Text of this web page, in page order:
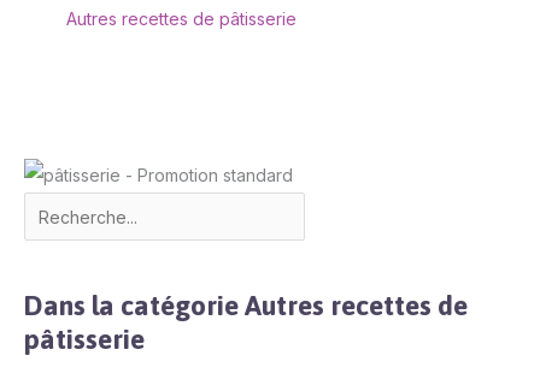
Autres recettes de pâtisserie
Dans la catégorie Autres recettes de
pâtisserie